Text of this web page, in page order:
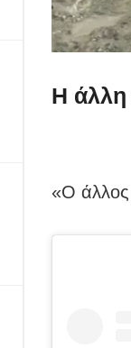
Η άλλη
«Ο άλλος